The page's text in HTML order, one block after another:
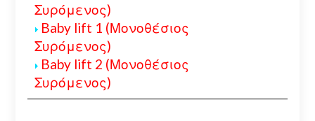
Συρόμενος)
Baby lift 1 (Μονοθέσιος
Συρόμενος)
Baby lift 2 (Μονοθέσιος
Συρόμενος)